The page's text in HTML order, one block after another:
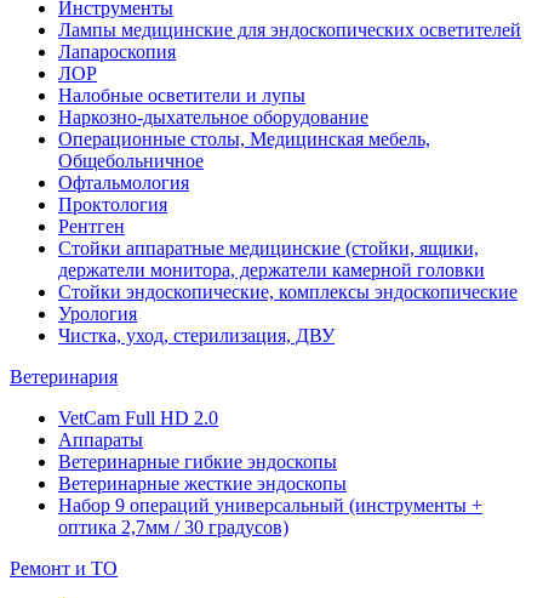
Инструменты
Лампы медицинские для эндоскопических осветителей
Лапароскопия
ЛОР
Налобные осветители и лупы
Наркозно-дыхательное оборудование
Операционные столы, Медицинская мебель,
Общебольничное
Офтальмология
Проктология
Рентген
Стойки аппаратные медицинские (стойки, ящики,
держатели монитора, держатели камерной головки
Стойки эндоскопические, комплексы эндоскопические
Урология
Чистка, уход, стерилизация, ДВУ
Ветеринария
VetCam Full HD 2.0
Аппараты
Ветеринарные гибкие эндоскопы
Ветеринарные жесткие эндоскопы
Набор 9 операций универсальный (инструменты +
оптика 2,7мм / 30 градусов)
Ремонт и ТО